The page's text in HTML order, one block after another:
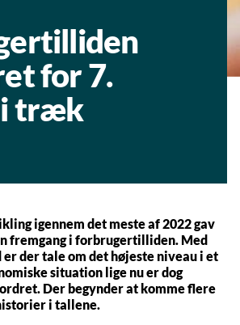
for 7.
i træk
igennem det meste af 2022 gav
fremgang i forbrugertilliden. Med
er der tale om det højeste niveau i et
situation lige nu er dog
Der begynder at komme flere
i tallene.